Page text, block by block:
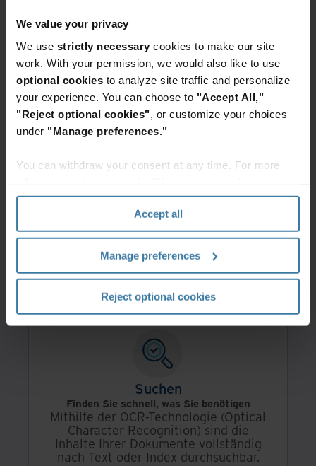
We value your privacy
We use strictly necessary cookies to make our site
work. With your permission, we would also like to use
optional cookies to analyze site traffic and personalize
your experience. You can choose to "Accept All,"
"Reject optional cookies" , or customize your choices
under "Manage preferences."
You can withdraw your consent at any time. For more
section" of ourPrivacy Policy.
Accept all
Manage preferences
Reject optional cookies
Website(s), Website(s) von Iron
Mountain und anderer digitaler
Speicherorte.
Speichern
Verschlüsselte Dateien sicher speichern
Rollenbasierte Berechtigungen
ermöglichen autorisierten
Benutzer:innen rund um die Uhr den
Zugriff auf Ihre digitalisierten
Dokumente auf einer sicheren
Plattform.
Suchen
Finden Sie schnell, was Sie benötigen
Mithilfe der OCR-Technologie (Optical
Character Recognition) sind die
Inhalte Ihrer Dokumente vollständig
nach Text oder Index durchsuchbar.